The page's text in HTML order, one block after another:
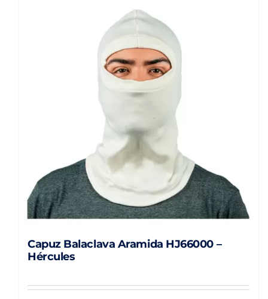
Capuz Balaclava Aramida HJ66000 –
Hércules